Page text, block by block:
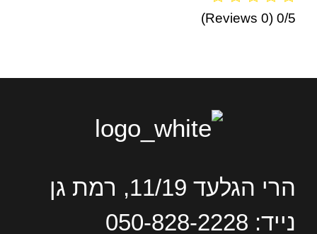
0/5
(0 Reviews)
הרי הגלעד 11/19, רמת גן
נייד: 050-828-2228